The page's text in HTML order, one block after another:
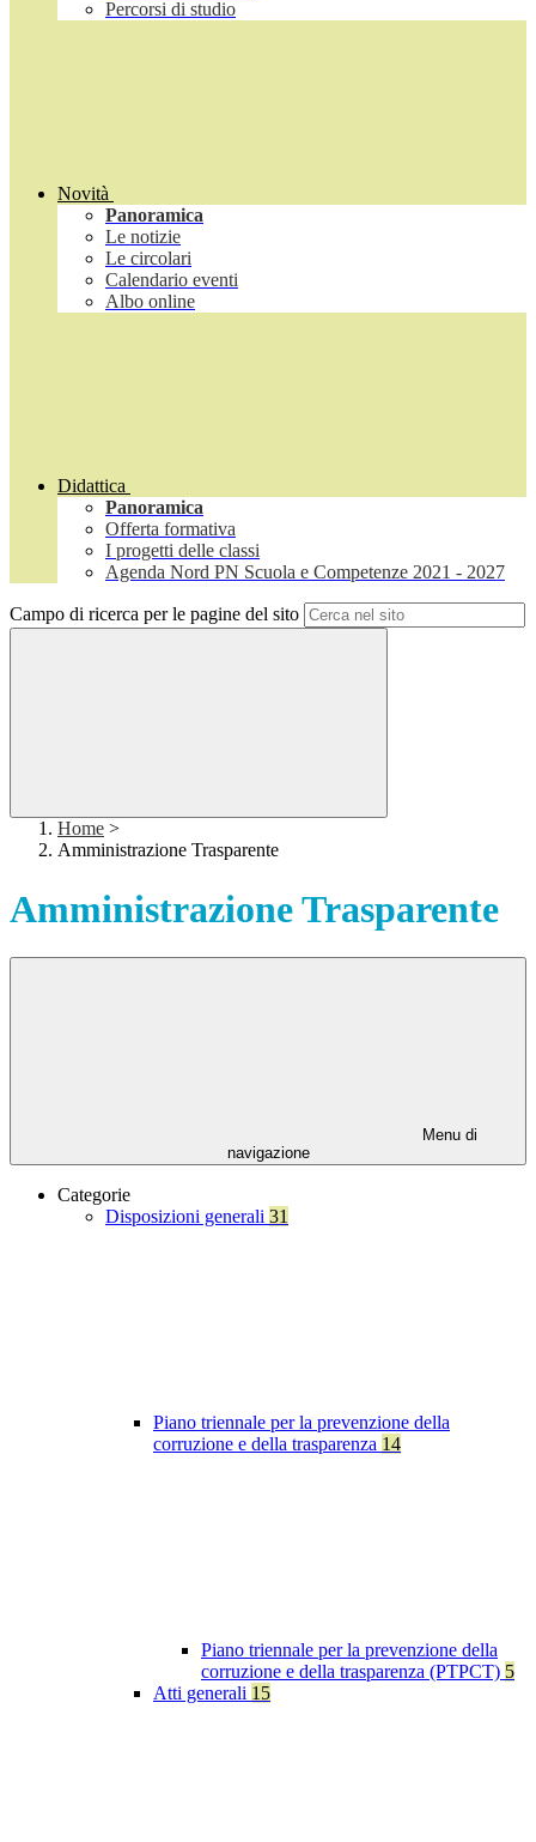
Percorsi di studio
Novità
Panoramica
Le notizie
Le circolari
Calendario eventi
Albo online
Didattica
Panoramica
Offerta formativa
I progetti delle classi
Agenda Nord PN Scuola e Competenze 2021 - 2027
Campo di ricerca per le pagine del sito
Home >
Amministrazione Trasparente
Amministrazione Trasparente
Menu di
navigazione
Categorie
Disposizioni generali 31
Piano triennale per la prevenzione della
corruzione e della trasparenza 14
Piano triennale per la prevenzione della
corruzione e della trasparenza (PTPCT) 5
Atti generali 15